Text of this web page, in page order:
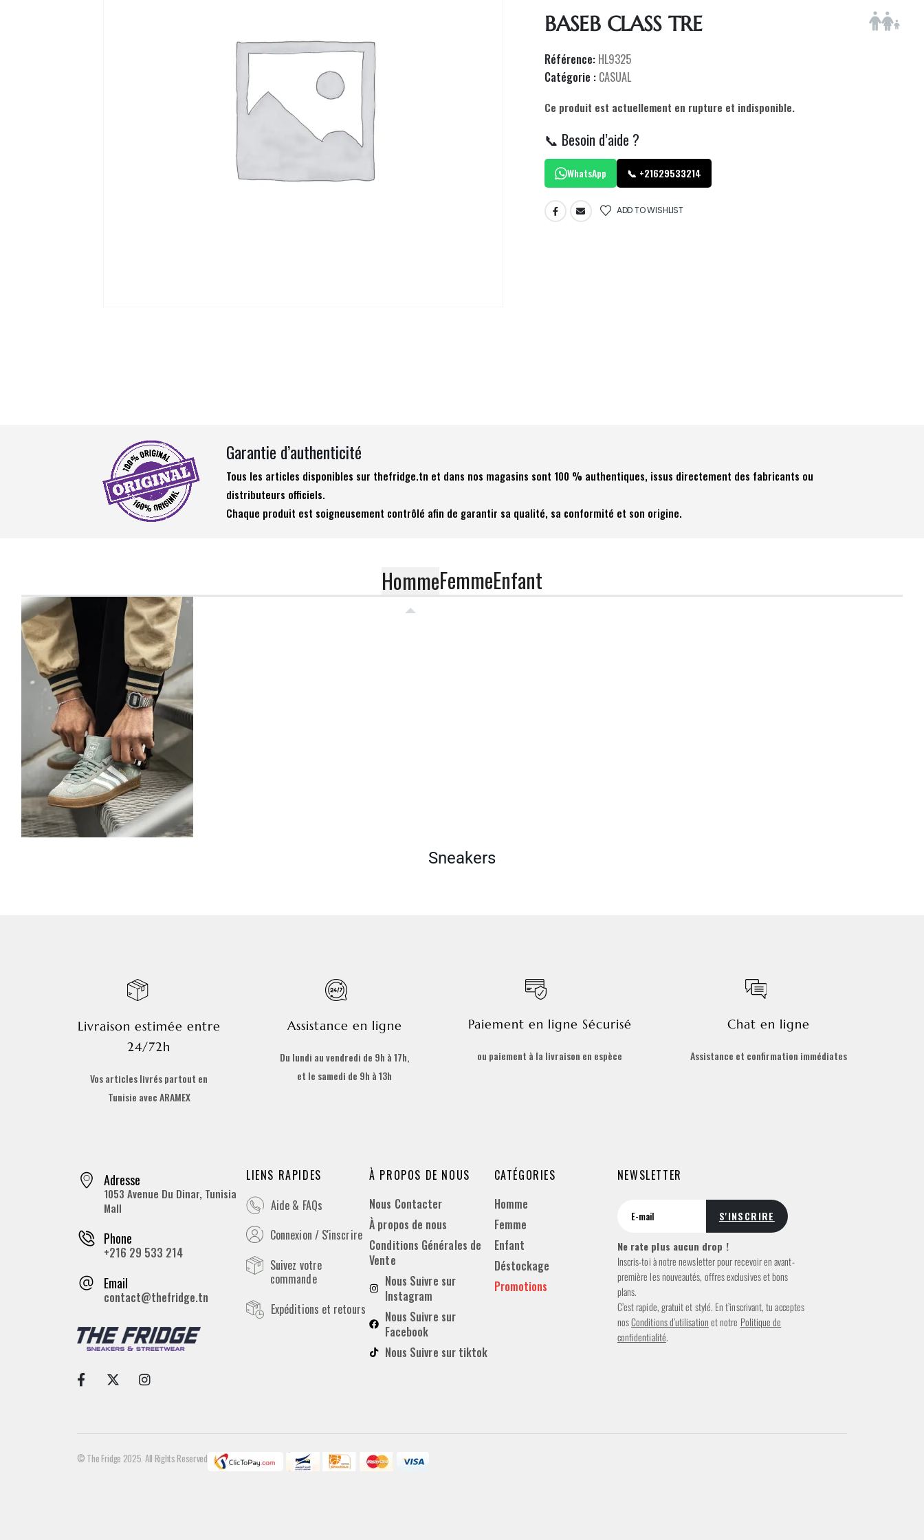
BASEB CLASS TRE
Référence: HL9325
Catégorie : CASUAL
Ce produit est actuellement en rupture et indisponible.
📞 Besoin d’aide ?
WhatsApp 📞 +21629533214
ADD TO WISHLIST
Garantie d’authenticité
Tous les articles disponibles sur thefridge.tn et dans nos magasins sont 100 % authentiques, issus directement des fabricants ou
distributeurs officiels.
Chaque produit est soigneusement contrôlé afin de garantir sa qualité, sa conformité et son origine.
HommeFemmeEnfant
Sneakers
Livraison estimée entre
24/72h
Vos articles livrés partout en
Tunisie avec ARAMEX
Assistance en ligne
Du lundi au vendredi de 9h à 17h,
et le samedi de 9h à 13h
Paiement en ligne Sécurisé
ou paiement à la livraison en espèce
Chat en ligne
Assistance et confirmation immédiates
Adresse
1053 Avenue Du Dinar, Tunisia
Mall
Phone
+216 29 533 214
Email
contact@thefridge.tn
LIENS RAPIDES
Aide & FAQs
Connexion / S'inscrire
Suivez votre
commande
Expéditions et retours
À PROPOS DE NOUS
Nous Contacter
À propos de nous
Conditions Générales de
Vente
Nous Suivre sur
Instagram
Nous Suivre sur
Facebook
Nous Suivre sur tiktok
CATÉGORIES
Homme
Femme
Enfant
Déstockage
Promotions
NEWSLETTER
Ne rate plus aucun drop !
Inscris-toi à notre newsletter pour recevoir en avant-
première les nouveautés, offres exclusives et bons
plans.
C’est rapide, gratuit et stylé. En t’inscrivant, tu acceptes
nosConditions d’utilisationet notre Politique de
confidentialité.
© The Fridge 2025. All Rights Reserved